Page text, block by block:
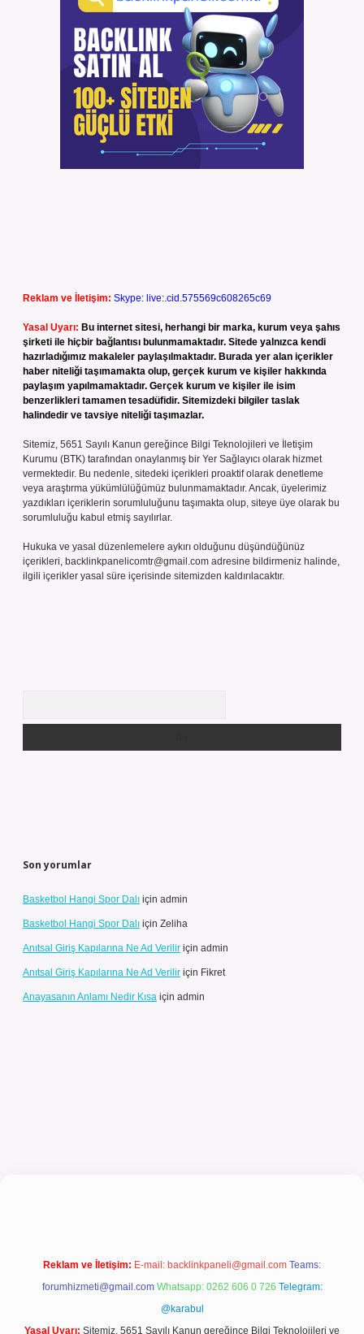
Reklam ve İletişim: Skype: live:.cid.575569c608265c69
Yasal Uyarı: Bu internet sitesi, herhangi bir marka, kurum veya şahıs
şirketi ile hiçbir bağlantısı bulunmamaktadır. Sitede yalnızca kendi
hazırladığımız makaleler paylaşılmaktadır. Burada yer alan içerikler
haber niteliği taşımamakta olup, gerçek kurum ve kişiler hakkında
paylaşım yapılmamaktadır. Gerçek kurum ve kişiler ile isim
benzerlikleri tamamen tesadüfidir. Sitemizdeki bilgiler taslak
halindedir ve tavsiye niteliği taşımazlar.
Sitemiz, 5651 Sayılı Kanun gereğince Bilgi Teknolojileri ve İletişim
Kurumu (BTK) tarafından onaylanmış bir Yer Sağlayıcı olarak hizmet
vermektedir. Bu nedenle, sitedeki içerikleri proaktif olarak denetleme
veya araştırma yükümlülüğümüz bulunmamaktadır. Ancak, üyelerimiz
yazdıkları içeriklerin sorumluluğunu taşımakta olup, siteye üye olarak bu
sorumluluğu kabul etmiş sayılırlar.
Hukuka ve yasal düzenlemelere aykırı olduğunu düşündüğünüz
içerikleri, backlinkpanelicomtr@gmail.com adresine bildirmeniz halinde,
ilgili içerikler yasal süre içerisinde sitemizden kaldırılacaktır.
Son yorumlar
Basketbol Hangi Spor Dalı için admin
Basketbol Hangi Spor Dalı için Zeliha
Anıtsal Giriş Kapılarına Ne Ad Verilir için admin
Anıtsal Giriş Kapılarına Ne Ad Verilir için Fikret
Anayasanın Anlamı Nedir Kısa için admin
Reklam ve İletişim: E-mail: backlinkpaneli@gmail.com Teams:
forumhizmeti@gmail.com Whatsapp: 0262 606 0 726 Telegram:
@karabul
Yasal Uyarı: Sitemiz, 5651 Sayılı Kanun gereğince Bilgi Teknolojileri ve